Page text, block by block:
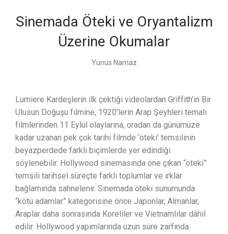
Sinemada Öteki ve Oryantalizm
Üzerine Okumalar
Yunus Namaz
Lumiere Kardeşlerin ilk çektiği videolardan Griffith’in Bir
Ulusun Doğuşu filmine, 1920’lerin Arap Şeyhleri temalı
filmlerinden 11 Eylül olaylarına, oradan da günümüze
kadar uzanan pek çok tarihi filmde ‘öteki’ temsilinin
beyazperdede farklı biçimlerde yer edindiği
söylenebilir. Hollywood sinemasında öne çıkan “öteki”
temsili tarihsel süreçte farklı toplumlar ve ırklar
bağlamında sahnelenir. Sinemada öteki sunumunda
“kötü adamlar” kategorisine önce Japonlar, Almanlar,
Araplar daha sonrasında Koreliler ve Vietnamlılar dâhil
edilir. Hollywood yapımlarında uzun süre zarfında